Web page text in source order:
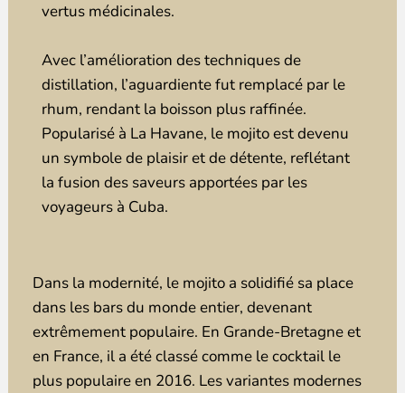
vertus médicinales.
Avec l’amélioration des techniques de
distillation, l’aguardiente fut remplacé par le
rhum, rendant la boisson plus raffinée.
Popularisé à La Havane, le mojito est devenu
un symbole de plaisir et de détente, reflétant
la fusion des saveurs apportées par les
voyageurs à Cuba.
Dans la modernité, le mojito a solidifié sa place
dans les bars du monde entier, devenant
extrêmement populaire. En Grande-Bretagne et
en France, il a été classé comme le cocktail le
plus populaire en 2016. Les variantes modernes